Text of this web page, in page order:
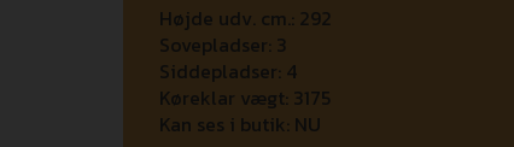
Højde udv. cm.: 292
Sovepladser: 3
Siddepladser: 4
Køreklar vægt: 3175
Kan ses i butik: NU